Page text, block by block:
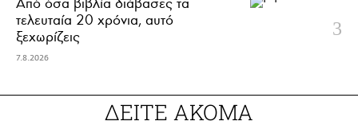
τελευταία 20 χρόνια, αυτό
ξεχωρίζεις
7.8.2026
ΔΕΙΤΕ ΑΚΟΜΑ